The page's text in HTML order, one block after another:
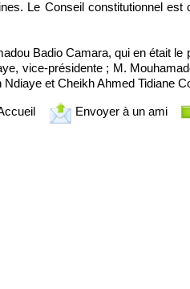
Le Conseil constitutionnel
Badio Camara, qui en était le
vice-présidente ; M.
et Cheikh Ahmed Tidiane
Envoyer à un ami